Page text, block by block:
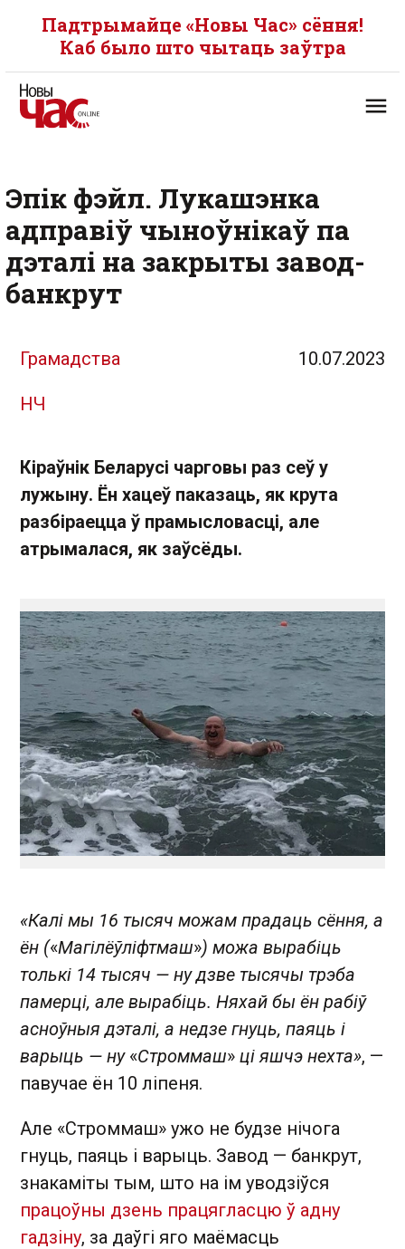
Падтрымайце «Новы Час» сёння!
Каб было што чытаць заўтра
Эпік фэйл. Лукашэнка
адправіў чыноўнікаў па
дэталі на закрыты завод-
банкрут
Грамадства 10.07.2023
НЧ
Кіраўнік Беларусі чарговы раз сеў у
лужыну. Ён хацеў паказаць, як крута
разбіраецца ў прамысловасці, але
атрымалася, як заўсёды.
«Калі мы 16 тысяч можам прадаць сёння, а
ён («Магілёўліфтмаш») можа вырабіць
толькі 14 тысяч — ну дзве тысячы трэба
памерці, але вырабіць. Няхай бы ён рабіў
асноўныя дэталі, а недзе гнуць, паяць і
варыць — ну «Строммаш» ці яшчэ нехта», —
павучае ён 10 ліпеня.
Але «Строммаш» ужо не будзе нічога
гнуць, паяць і варыць. Завод — банкрут,
знакаміты тым, што на ім уводзіўся
працоўны дзень працягласцю ў адну
гадзіну, за даўгі яго маёмасць